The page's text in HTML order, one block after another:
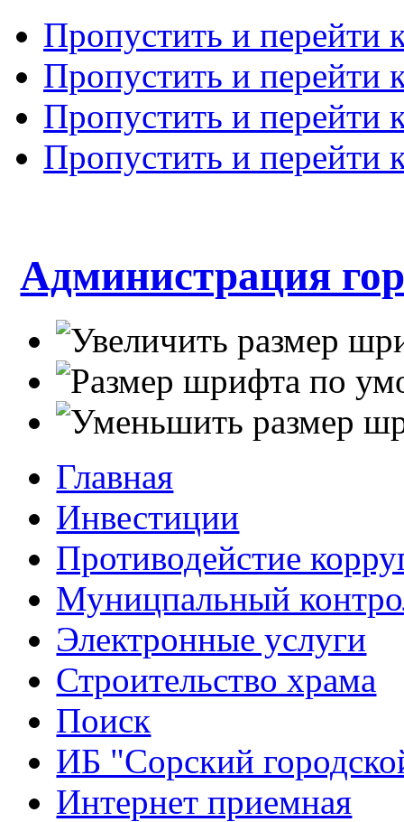
Пропустить и перейти
Пропустить и перейти
Пропустить и перейти
Пропустить и перейти
Администрация
Главная
Инвестиции
Противодейстие
Муницпальный
Электронные услуги
Строительство храма
Поиск
ИБ "Сорский
Интернет приемная